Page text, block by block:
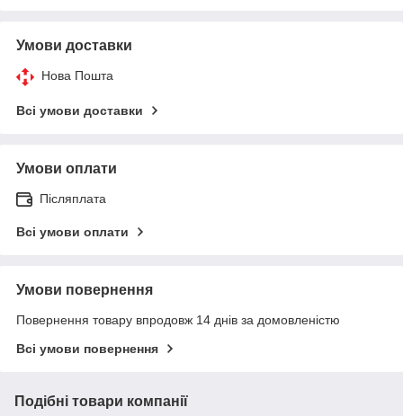
Умови доставки
Нова Пошта
Всі умови доставки
Умови оплати
Післяплата
Всі умови оплати
Умови повернення
Повернення товару впродовж 14 днів за домовленістю
Всі умови повернення
Подібні товари компанії